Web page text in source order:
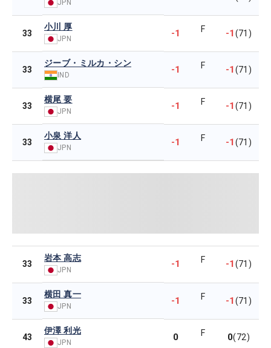
JPN
33
小川 厚
JPN -1 F -1(71)
33
ジーブ・ミルカ・シン
IND -1 F -1(71)
33
横尾 要
JPN -1 F -1(71)
33
小泉 洋人
JPN -1 F -1(71)
33
岩本 高志
JPN
-1 F -1(71)
33
横田 真一
JPN -1 F -1(71)
43
伊澤 利光
JPN 0 F 0(72)